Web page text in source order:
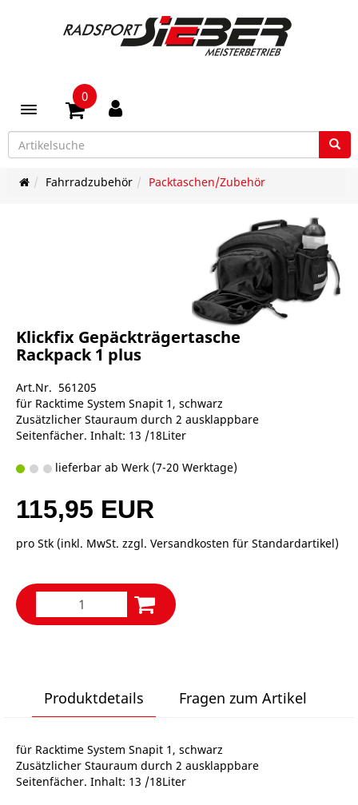
Toggle navigation
0
Fahrradzubehör Packtaschen/Zubehör
Klickfix Gepäckträgertasche
Rackpack 1 plus
Art.Nr. 561205
für Racktime System Snapit 1, schwarz
Zusätzlicher Stauraum durch 2 ausklappbare
Seitenfächer. Inhalt: 13 /18Liter
lieferbar ab Werk (7-20 Werktage)
115,95 EUR
pro Stk (inkl. MwSt. zzgl. Versandkosten für Standardartikel)
Produktdetails Fragen zum Artikel
für Racktime System Snapit 1, schwarz
Zusätzlicher Stauraum durch 2 ausklappbare
Seitenfächer. Inhalt: 13 /18Liter